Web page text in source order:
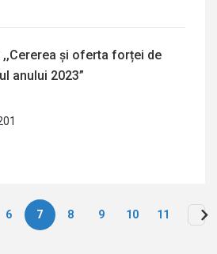
și oferta forței de
anului 2023”
6 7 8 9 10 11